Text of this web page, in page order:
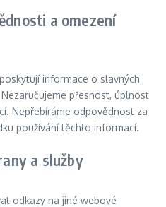
a omezení
informace o slavných
přesnost, úplnost
Nepřebíráme odpovědnost za
používání těchto informací.
a služby
odkazy na jiné webové